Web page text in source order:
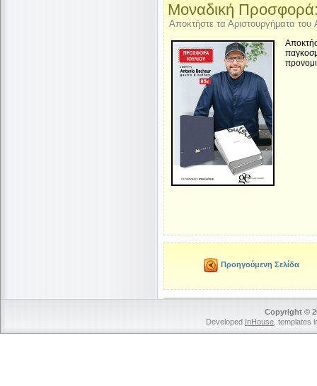
Μοναδική
Αποκτήστε τα Αριστουργήματα
Προηγούμενη Σελίδα
Copyright ©
Developed InHouse ,